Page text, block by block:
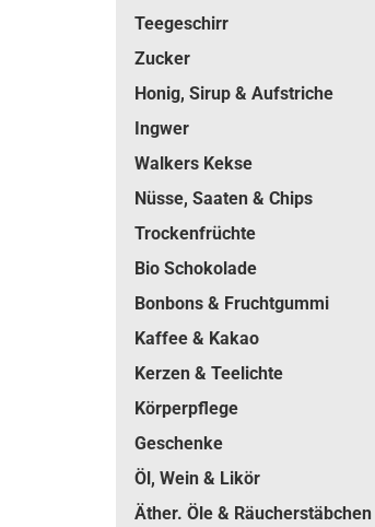
Teegeschirr
Zucker
Honig, Sirup & Aufstriche
Ingwer
Walkers Kekse
Nüsse, Saaten & Chips
Trockenfrüchte
Bio Schokolade
Bonbons & Fruchtgummi
Kaffee & Kakao
Kerzen & Teelichte
Körperpflege
Geschenke
Öl, Wein & Likör
Äther. Öle & Räucherstäbchen